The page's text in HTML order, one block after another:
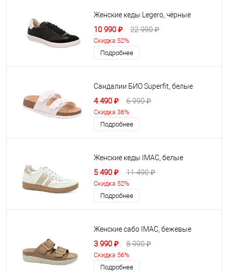
Женские кеды Legero, чёрные
10 990 ₽ 22 990 ₽
Скидка 52%
Подробнее
Сандалии БИО Superfit, белые
4 490 ₽ 6 990 ₽
Скидка 36%
Подробнее
Женские кеды IMAC, белые
5 490 ₽ 11 490 ₽
Скидка 52%
Подробнее
Женские сабо IMAC, бежевые
3 990 ₽ 8 990 ₽
Скидка 56%
Подробнее